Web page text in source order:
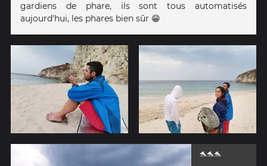
gardiens de phare, ils sont tous automatisés
aujourd'hui, les phares bien sûr 😁
🐬🐬🐬